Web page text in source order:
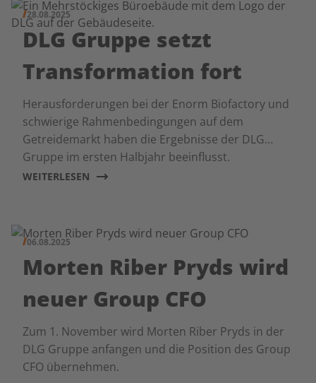
28.08.2025
DLG Gruppe setzt
Transformation fort
Herausforderungen bei der Enorm Biofactory und
schwierige Rahmenbedingungen auf dem
Getreidemarkt haben die Ergebnisse der DLG
Gruppe im ersten Halbjahr beeinflusst.
WEITERLESEN
06.08.2025
Morten Riber Pryds wird
neuer Group CFO
Zum 1. November wird Morten Riber Pryds in der
DLG Gruppe anfangen und die Position des Group
CFO übernehmen.